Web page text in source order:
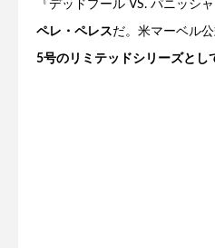
『デッドプール VS. パニッシ
ペレ・ペレスだ。米マーベル公
5号のリミテッドシリーズとし